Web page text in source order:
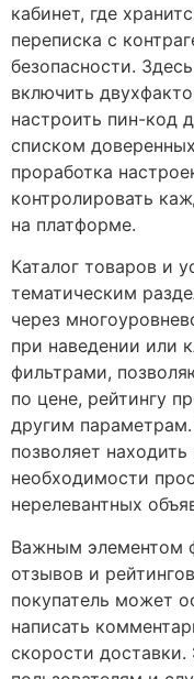
кабинет, где
переписка с
безопасности.
включить
настроить пин-код
списком
проработка
контролировать
на платформе.
Каталог товаров и
тематическим
через
при наведении или
фильтрами,
по цене, рейтингу
другим
позволяет
необходимости
нерелевантных
Важным элементом
отзывов и
покупатель может
написать
скорости